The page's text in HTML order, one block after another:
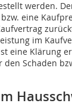
werden.
eine
im
eine Klärung
Schaden